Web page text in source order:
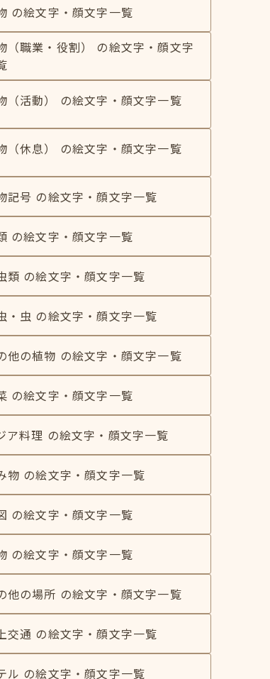
の絵文字・顔文字一覧
（職業・役割） の絵文字・顔文字
（活動） の絵文字・顔文字一覧
（休息） の絵文字・顔文字一覧
記号 の絵文字・顔文字一覧
の絵文字・顔文字一覧
類 の絵文字・顔文字一覧
・虫 の絵文字・顔文字一覧
他の植物 の絵文字・顔文字一覧
の絵文字・顔文字一覧
ア料理 の絵文字・顔文字一覧
物 の絵文字・顔文字一覧
の絵文字・顔文字一覧
の絵文字・顔文字一覧
他の場所 の絵文字・顔文字一覧
交通 の絵文字・顔文字一覧
ル の絵文字・顔文字一覧